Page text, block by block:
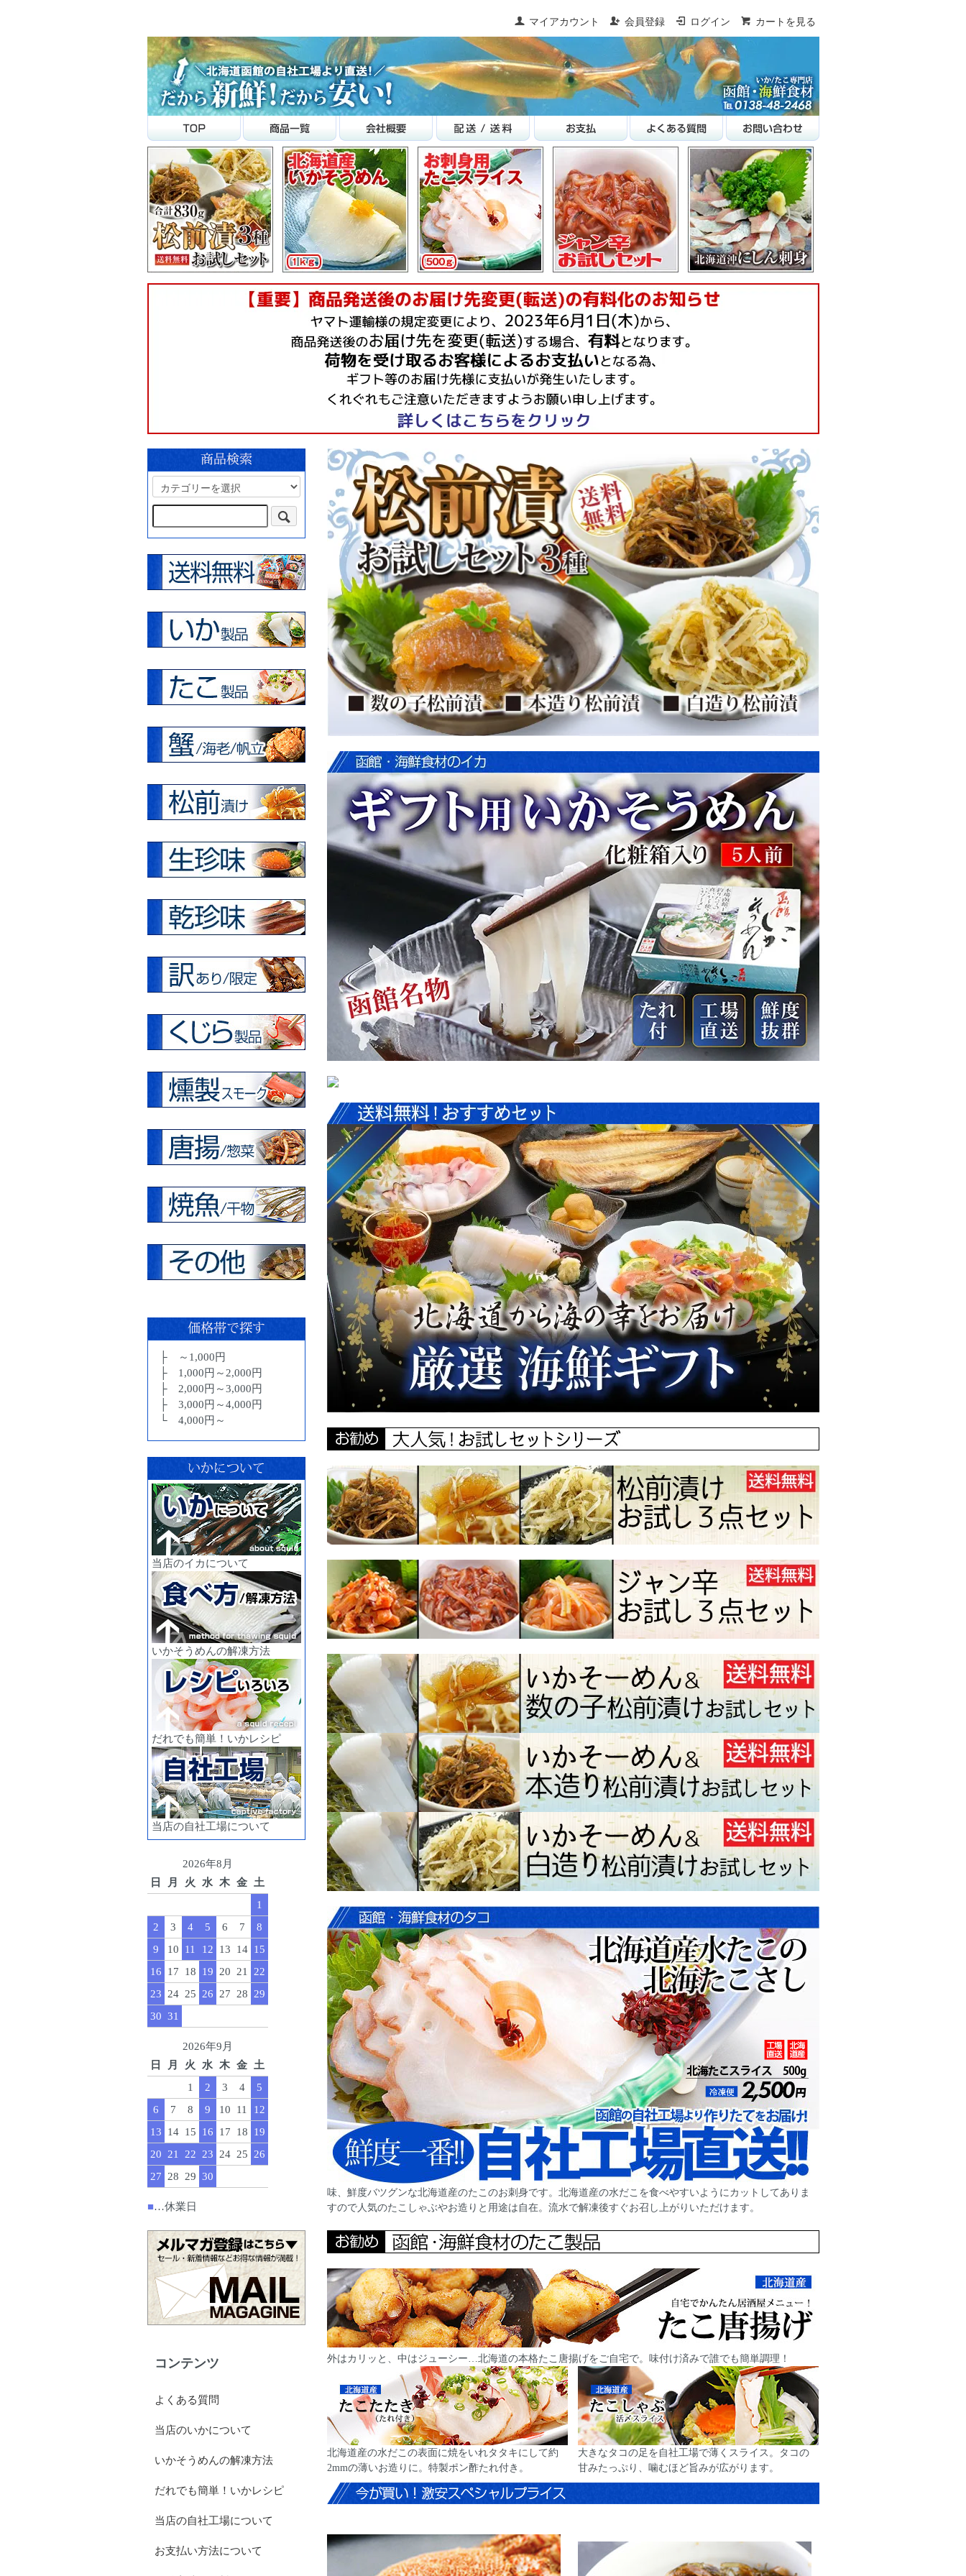
マイアカウント 会員登録 ログイン カートを見る
味、鮮度バツグンな北海道産のたこのお刺身です。北海道産の水だこを食べやすいようにカットしてありま
すので人気のたこしゃぶやお造りと用途は自在。流水で解凍後すぐお召し上がりいただけます。
外はカリッと、中はジューシー…北海道の本格たこ唐揚げをご自宅で。味付け済みで誰でも簡単調理！
北海道産の水だこの表面に焼をいれタタキにして約
2mmの薄いお造りに。特製ポン酢たれ付き。
大きなタコの足を自社工場で薄くスライス。タコの
甘みたっぷり、噛むほど旨みが広がります。
├ ～1,000円
├ 1,000円～2,000円
├ 2,000円～3,000円
├ 3,000円～4,000円
└ 4,000円～
当店のイカについて
いかそうめんの解凍方法
だれでも簡単！いかレシピ
当店の自社工場について
2026年8月
日
月 火 水 木 金
土
1
2
3 4 5 6 7
8
9
10 11 12 13 14 15
16
17 18 19 20 21
22
23
24 25 26 27 28
29
30 31
2026年9月
日
月 火 水 木 金
土
1
2 3 4
5
6
7 8 9 10 11
12
13
14 15 16 17 18
19
20
21 22 23 24 25
26
27
28 29 30
■…休業日
コンテンツ
よくある質問
当店のいかについて
いかそうめんの解凍方法
だれでも簡単！いかレシピ
当店の自社工場について
お支払い方法について